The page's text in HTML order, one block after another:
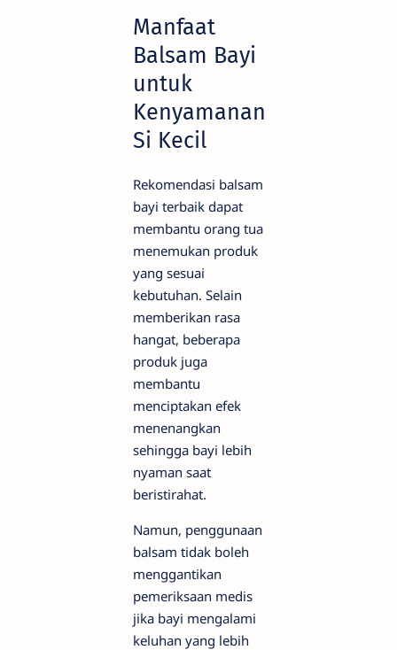
Manfaat
Balsam Bayi
untuk
Kenyamanan
Si Kecil
Rekomendasi balsam
bayi terbaik dapat
membantu orang tua
menemukan produk
yang sesuai
kebutuhan. Selain
memberikan rasa
hangat, beberapa
produk juga
membantu
menciptakan efek
menenangkan
sehingga bayi lebih
nyaman saat
beristirahat.
Namun, penggunaan
balsam tidak boleh
menggantikan
pemeriksaan medis
jika bayi mengalami
keluhan yang lebih